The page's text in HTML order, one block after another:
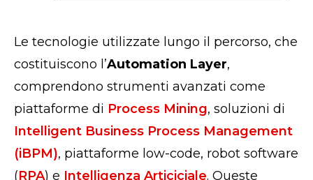
Le tecnologie utilizzate lungo il percorso, che
costituiscono l’Automation Layer,
comprendono strumenti avanzati come
piattaforme di Process Mining, soluzioni di
Intelligent Business Process Management
(iBPM), piattaforme low-code, robot software
(RPA) e Intelligenza Articiciale. Queste